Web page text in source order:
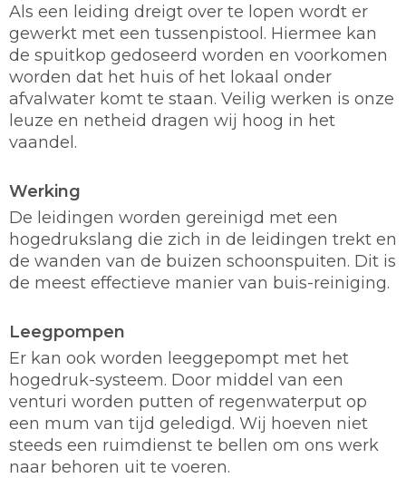
Als een leiding dreigt over te lopen wordt er
gewerkt met een tussenpistool. Hiermee kan
de spuitkop gedoseerd worden en voorkomen
worden dat het huis of het lokaal onder
afvalwater komt te staan. Veilig werken is onze
leuze en netheid dragen wij hoog in het
vaandel.
Werking
De leidingen worden gereinigd met een
hogedrukslang die zich in de leidingen trekt en
de wanden van de buizen schoonspuiten. Dit is
de meest effectieve manier van buis-reiniging.
Leegpompen
Er kan ook worden leeggepompt met het
hogedruk-systeem. Door middel van een
venturi worden putten of regenwaterput op
een mum van tijd geledigd. Wij hoeven niet
steeds een ruimdienst te bellen om ons werk
naar behoren uit te voeren.